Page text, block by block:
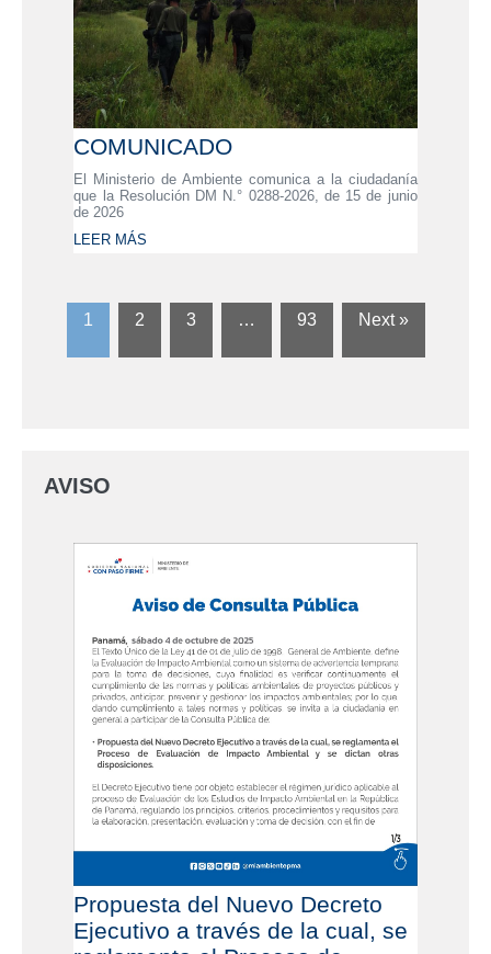
COMUNICADO
El Ministerio de Ambiente comunica a la ciudadanía
que la Resolución DM N.° 0288-2026, de 15 de junio
de 2026
LEER MÁS
1 2 3 … 93 Next »
AVISO
Propuesta del Nuevo Decreto
Ejecutivo a través de la cual, se